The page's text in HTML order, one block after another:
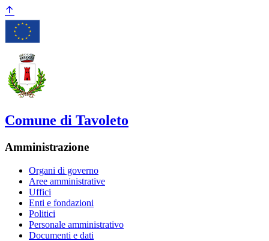
Comune di Tavoleto
Amministrazione
Organi di governo
Aree amministrative
Uffici
Enti e fondazioni
Politici
Personale amministrativo
Documenti e dati